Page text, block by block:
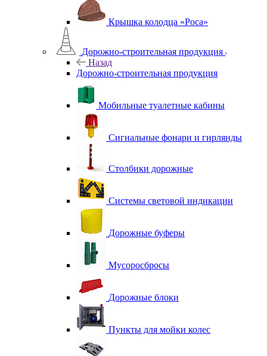
Крышка колодца «Роса»
Дорожно-строительная продукция
Назад
Дорожно-строительная продукция
Мобильные туалетные кабины
Сигнальные фонари и гирлянды
Столбики дорожные
Системы световой индикации
Дорожные буферы
Мусоросбросы
Дорожные блоки
Пункты для мойки колес